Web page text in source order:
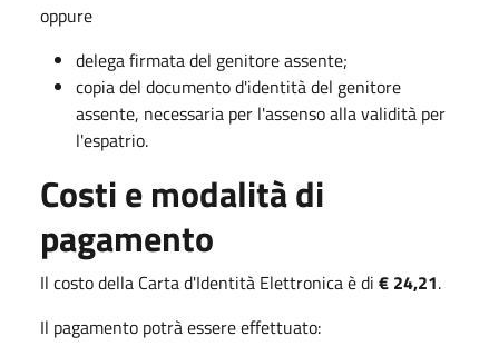
oppure
delega firmata del genitore assente;
copia del documento d'identità del genitore
assente, necessaria per l'assenso alla validità per
l'espatrio.
Costi e modalità di
pagamento
Il costo della Carta d'Identità Elettronica è di € 24,21.
Il pagamento potrà essere effettuato: